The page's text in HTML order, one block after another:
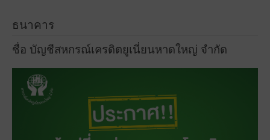
ธนาคาร
ชื่อ บัญชีสหกรณ์เครดิตยูเนี่ยนหาดใหญ่ จำกัด